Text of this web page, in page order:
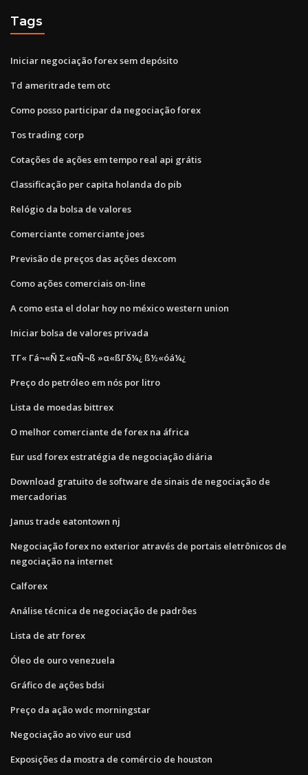
Tags
Iniciar negociação forex sem depósito
Td ameritrade tem otc
Como posso participar da negociação forex
Tos trading corp
Cotações de ações em tempo real api grátis
Classificação per capita holanda do pib
Relógio da bolsa de valores
Comerciante comerciante joes
Previsão de preços das ações dexcom
Como ações comerciais on-line
A como esta el dolar hoy no méxico western union
Iniciar bolsa de valores privada
ΤΓ« Γá¬«Ñ Σ«αÑ¬ß »α«ßΓδ¼¿ ß½«óá¼¿
Preço do petróleo em nós por litro
Lista de moedas bittrex
O melhor comerciante de forex na áfrica
Eur usd forex estratégia de negociação diária
Download gratuito de software de sinais de negociação de
mercadorias
Janus trade eatontown nj
Negociação forex no exterior através de portais eletrônicos de
negociação na internet
Calforex
Análise técnica de negociação de padrões
Lista de atr forex
Óleo de ouro venezuela
Gráfico de ações bdsi
Preço da ação wdc morningstar
Negociação ao vivo eur usd
Exposições da mostra de comércio de houston